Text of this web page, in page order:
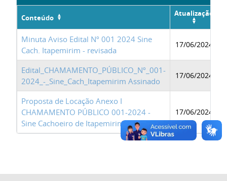
Conteúdo Atualização
Minuta Aviso Edital Nº 001 2024 Sine
Cach. Itapemirim - revisada
17/06/2024
Edital_CHAMAMENTO_PÚBLICO_Nº_001-
2024_-_Sine_Cach_Itapemirim Assinado
17/06/2024
Proposta de Locação Anexo I
CHAMAMENTO PÚBLICO 001-2024 -
Sine Cachoeiro de Itapemirim - ES
17/06/2024